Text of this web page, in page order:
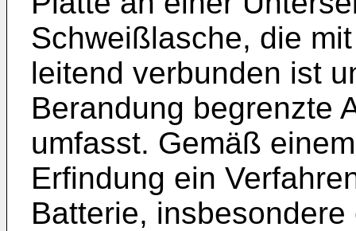
Schweißlasche, die
leitend verbunden ist
Berandung begrenzte
umfasst. Gemäß
Erfindung ein
Batterie,